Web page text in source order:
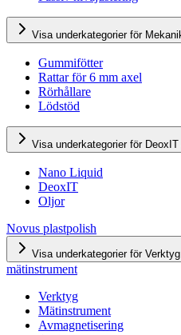
Visa underkategorier för
Gummifötter
Rattar för 6 mm axel
Rörhållare
Lödstöd
Visa underkategorier för
Nano Liquid
DeoxIT
Oljor
Novus plastpolish
Visa underkategorier för
mätinstrument
Verktyg
Mätinstrument
Avmagnetisering